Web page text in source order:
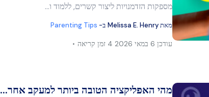
מספקות הזדמנויות ליצור קשרים, ללמוד ו...
מאתMelissa E. Henry ב- Parenting Tips
עודכן 4 זמן קריאה
מהי האפליקציה הטובה ביותר למעקב אחר...